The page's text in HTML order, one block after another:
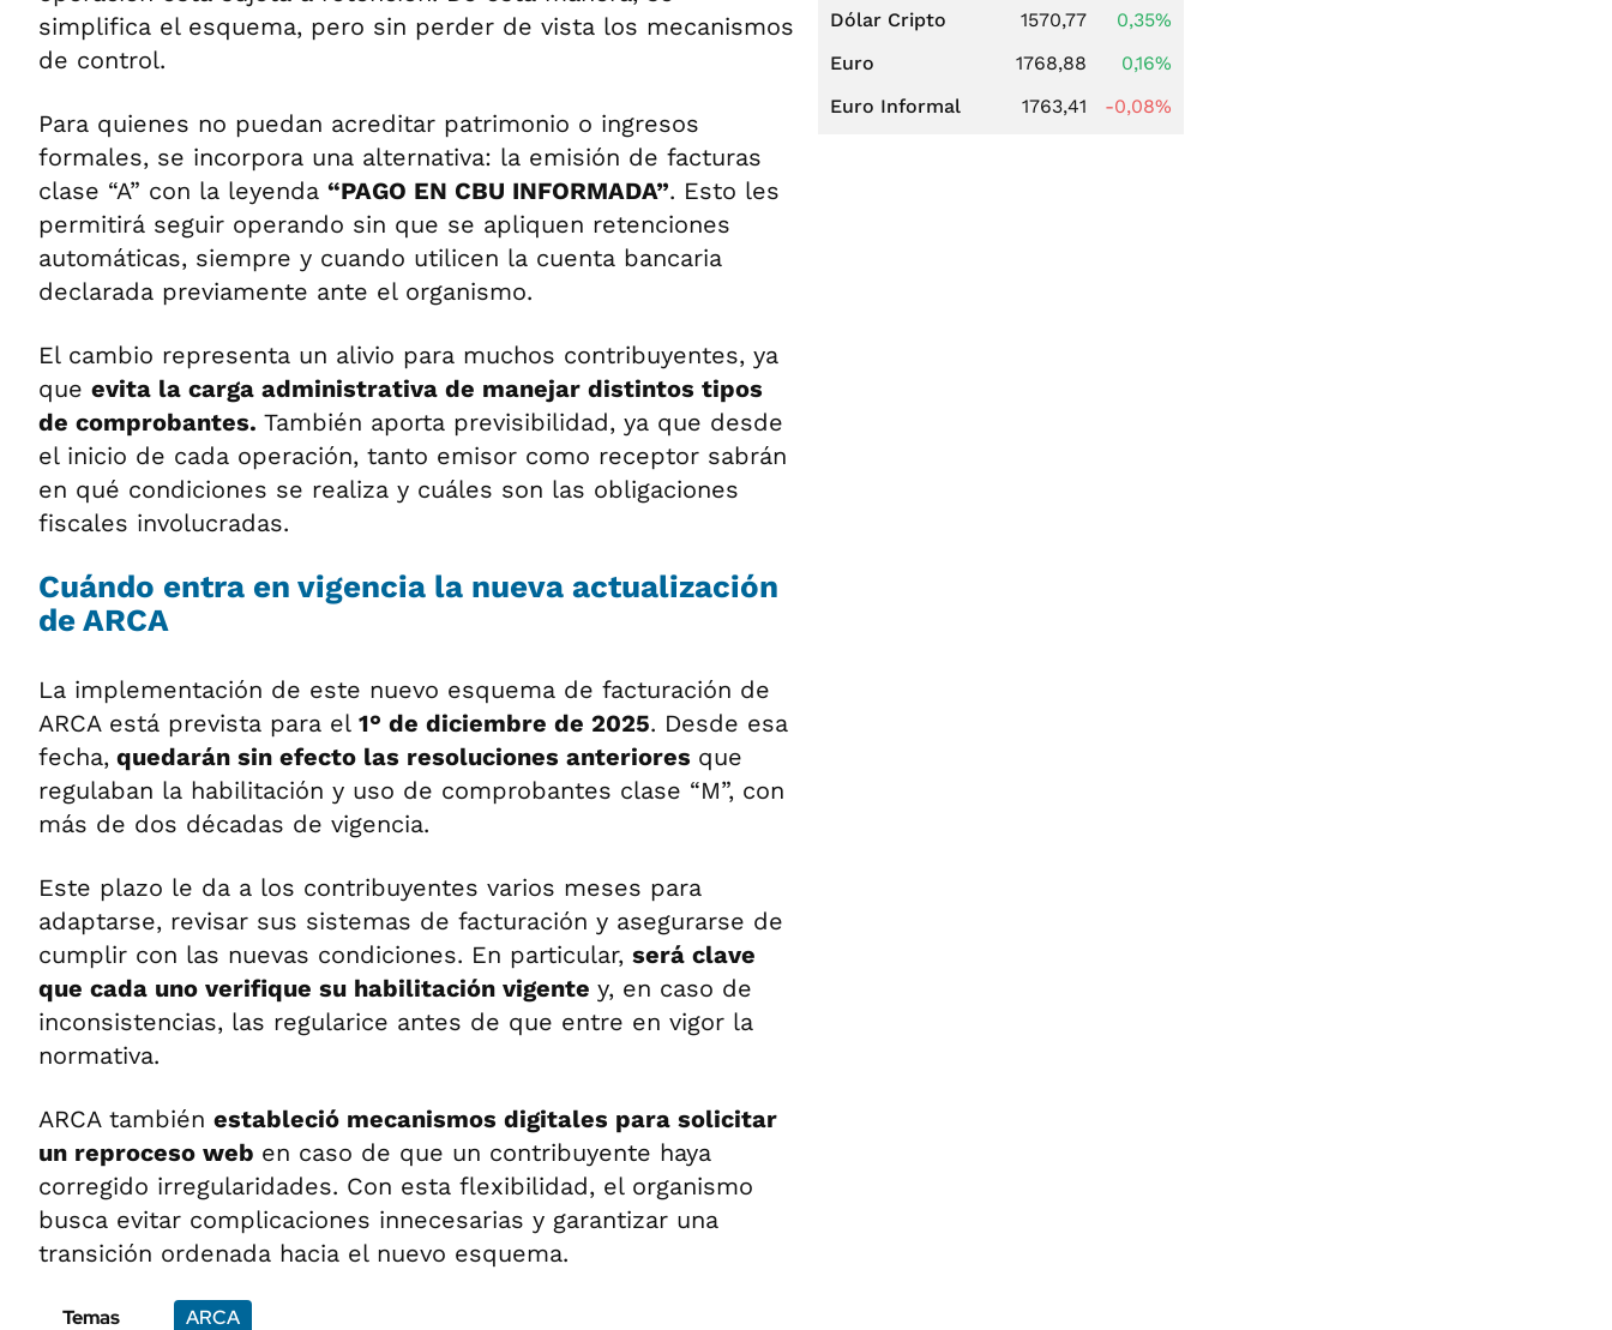
simplifica el esquema, pero sin perder de vista los mecanismos
de control.
Para quienes no puedan acreditar patrimonio o ingresos
formales, se incorpora una alternativa: la emisión de facturas
clase “A” con la leyenda “PAGO EN CBU INFORMADA”. Esto les
permitirá seguir operando sin que se apliquen retenciones
automáticas, siempre y cuando utilicen la cuenta bancaria
declarada previamente ante el organismo.
El cambio representa un alivio para muchos contribuyentes, ya
que evita la carga administrativa de manejar distintos tipos
de comprobantes. También aporta previsibilidad, ya que desde
el inicio de cada operación, tanto emisor como receptor sabrán
en qué condiciones se realiza y cuáles son las obligaciones
fiscales involucradas.
Cuándo entra en vigencia la nueva actualización
de ARCA
La implementación de este nuevo esquema de facturación de
ARCA está prevista para el 1° de diciembre de 2025. Desde esa
fecha, quedarán sin efecto las resoluciones anteriores que
regulaban la habilitación y uso de comprobantes clase “M”, con
más de dos décadas de vigencia.
Este plazo le da a los contribuyentes varios meses para
adaptarse, revisar sus sistemas de facturación y asegurarse de
cumplir con las nuevas condiciones. En particular, será clave
que cada uno verifique su habilitación vigente y, en caso de
inconsistencias, las regularice antes de que entre en vigor la
normativa.
ARCA también estableció mecanismos digitales para solicitar
un reproceso web en caso de que un contribuyente haya
corregido irregularidades. Con esta flexibilidad, el organismo
busca evitar complicaciones innecesarias y garantizar una
transición ordenada hacia el nuevo esquema.
Temas ARCA
Dólar Cripto 1570,77
0,35%
Euro
1768,88
0,16%
Euro Informal
1763,41 -0,08%